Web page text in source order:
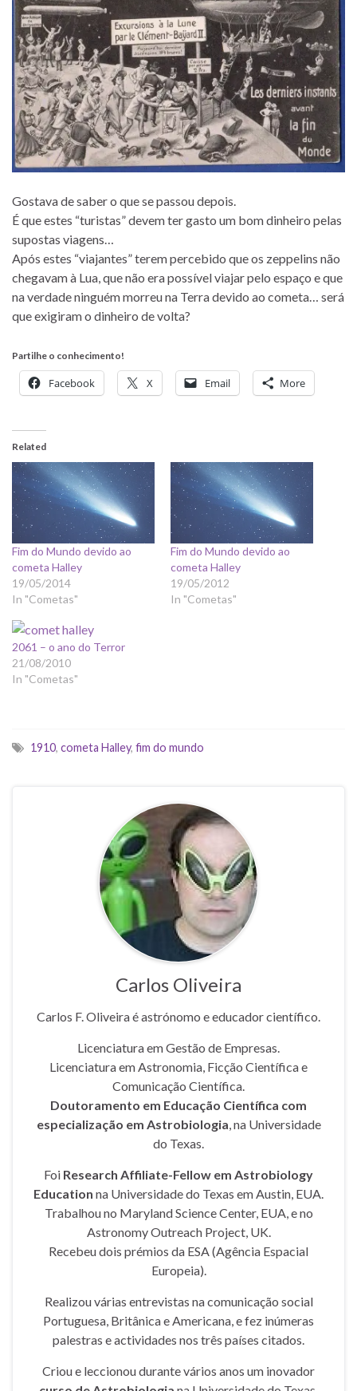
Gostava de saber o que se passou depois.
É que estes “turistas” devem ter gasto um bom dinheiro pelas
supostas viagens…
Após estes “viajantes” terem percebido que os zeppelins não
chegavam à Lua, que não era possível viajar pelo espaço e que
na verdade ninguém morreu na Terra devido ao cometa… será
que exigiram o dinheiro de volta?
Partilhe o conhecimento!
Facebook X Email More
Related
Fim do Mundo devido ao
cometa Halley
19/05/2014
In "Cometas"
Fim do Mundo devido ao
cometa Halley
19/05/2012
In "Cometas"
2061 – o ano do Terror
21/08/2010
In "Cometas"
1910, cometa Halley, fim do mundo
Carlos Oliveira
Carlos F. Oliveira é astrónomo e educador científico.
Licenciatura em Gestão de Empresas.
Licenciatura em Astronomia, Ficção Científica e
Comunicação Científica.
Doutoramento em Educação Científica com
especialização em Astrobiologia, na Universidade
do Texas.
Foi Research Affiliate-Fellow em Astrobiology
Education na Universidade do Texas em Austin, EUA.
Trabalhou no Maryland Science Center, EUA, e no
Astronomy Outreach Project, UK.
Recebeu dois prémios da ESA (Agência Espacial
Europeia).
Realizou várias entrevistas na comunicação social
Portuguesa, Britânica e Americana, e fez inúmeras
palestras e actividades nos três países citados.
Criou e leccionou durante vários anos um inovador